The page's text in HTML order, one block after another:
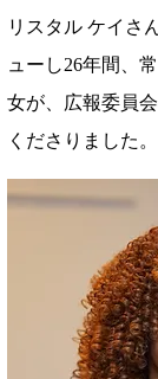
リスタル ケイさ
ューし26年間、
女が、広報委員
くださりました。